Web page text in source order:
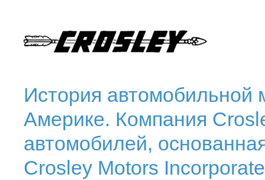
История автомобильной
Америке. Компания
автомобилей,
Crosley Motors